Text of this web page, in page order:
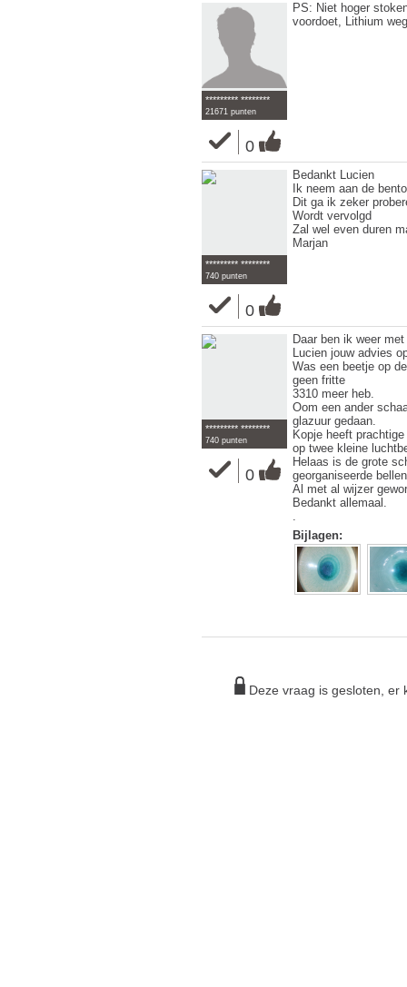
********* ********
21671 punten
0
PS: Niet hoger
voordoet, Lithium
********* ********
740 punten
0
Bedankt Lucien
Ik neem aan de
Dit ga ik zeker
Wordt vervolgd
Zal wel even duren
Marjan
********* ********
740 punten
0
Daar ben ik weer
Lucien jouw advies
Was een beetje op
geen fritte
3310 meer heb.
Oom een ander
glazuur gedaan.
Kopje heeft
op twee kleine
Helaas is de grote
georganiseerde
Al met al wijzer
Bedankt allemaal.
Bijlagen:
Deze vraag is gesloten, er